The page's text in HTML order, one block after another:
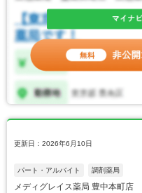
更新日：2026年6月10日
パート・アルバイト 調剤薬局
メディグレイス薬局 豊中本町店